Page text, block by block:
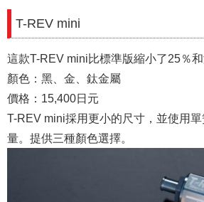
T-REV mini
這款T-REV mini比標準版縮小了25％和
顏色：黑、金、鈦金屬
價格：15,400日元
T-REV mini採用更小的尺寸，並使用
量。提供三種顏色選擇。